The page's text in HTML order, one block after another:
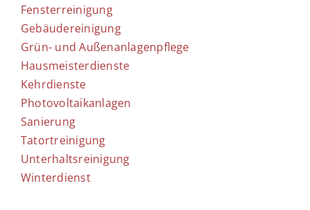
Fensterreinigung
Gebäudereinigung
Grün- und Außenanlagenpflege
Hausmeisterdienste
Kehrdienste
Photovoltaikanlagen
Sanierung
Tatortreinigung
Unterhaltsreinigung
Winterdienst